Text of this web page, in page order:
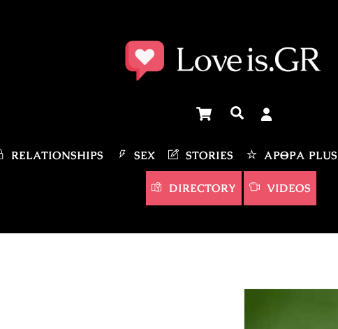
CartΑναζήτηση
RELATIONSHIPS SEX STORIES ΆΡΘΡΑ PLUS
DIRECTORY VIDEOS